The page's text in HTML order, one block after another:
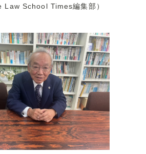
Law School Times編集部）